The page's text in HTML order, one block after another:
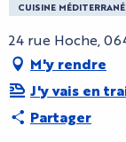
CUISINE
24 rue Hoche,
M'y rendre
J'y vais en
Partager